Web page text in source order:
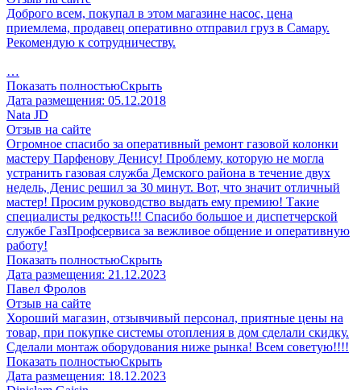
Доброго всем, покупал в этом магазине насос, цена
приемлема, продавец оперативно отправил груз в Самару.
Рекомендую к сотрудничеству.
…
Показать полностьюСкрыть
Дата размещения: 05.12.2018
Nata JD
Отзыв на сайте
Огромное спасибо за оперативный ремонт газовой колонки
мастеру Парфенову Денису! Проблему, которую не могла
устранить газовая служба Демского района в течение двух
недель, Денис решил за 30 минут. Вот, что значит отличный
мастер! Просим руководство выдать ему премию! Такие
специалисты редкость!!! Спасибо большое и диспетчерской
службе ГазПрофсервиса за вежливое общение и оперативную
работу!
Показать полностьюСкрыть
Дата размещения: 21.12.2023
Павел Фролов
Отзыв на сайте
Хороший магазин, отзывчивый персонал, приятные цены на
товар, при покупке системы отопления в дом сделали скидку.
Сделали монтаж оборудования ниже рынка! Всем советую!!!!
Показать полностьюСкрыть
Дата размещения: 18.12.2023